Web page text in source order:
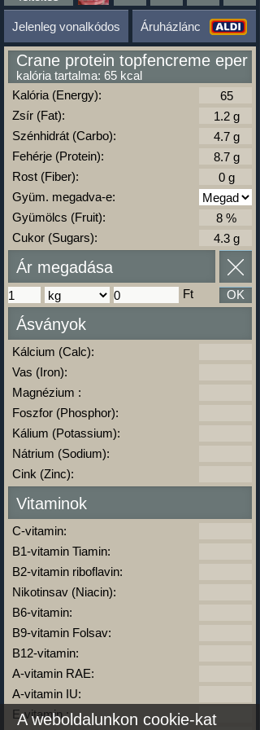
Jelenleg vonalkódos Áruházlánc
Crane protein topfencreme eper
kalória tartalma: 65 kcal
Kalória (Energy):
Zsír (Fat):
Szénhidrát (Carbo):
Fehérje (Protein):
Rost (Fiber):
Gyüm. megadva-e:
Gyümölcs (Fruit):
Cukor (Sugars):
Ár megadása
Ft OK
Ásványok
Kálcium (Calc):
Vas (Iron):
Magnézium :
Foszfor (Phosphor):
Kálium (Potassium):
Nátrium (Sodium):
Cink (Zinc):
Vitaminok
C-vitamin:
B1-vitamin Tiamin:
B2-vitamin riboflavin:
Nikotinsav (Niacin):
B6-vitamin:
B9-vitamin Folsav:
B12-vitamin:
A-vitamin RAE:
A-vitamin IU:
E-vitamin :
A weboldalunkon cookie-kat